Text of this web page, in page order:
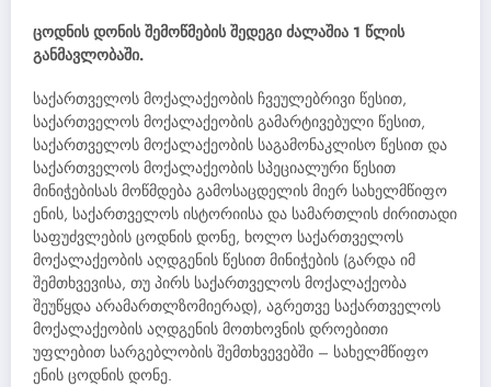
ცოდნის დონის შემოწმების შედეგი ძალაშია 1 წლის
განმავლობაში.
საქართველოს მოქალაქეობის ჩვეულებრივი წესით,
საქართველოს მოქალაქეობის გამარტივებული წესით,
საქართველოს მოქალაქეობის საგამონაკლისო წესით და
საქართველოს მოქალაქეობის სპეციალური წესით
მინიჭებისას მოწმდება გამოსაცდელის მიერ სახელმწიფო
ენის, საქართველოს ისტორიისა და სამართლის ძირითადი
საფუძვლების ცოდნის დონე, ხოლო საქართველოს
მოქალაქეობის აღდგენის წესით მინიჭების (გარდა იმ
შემთხვევისა, თუ პირს საქართველოს მოქალაქეობა
შეუწყდა არამართლზომიერად), აგრეთვე საქართველოს
მოქალაქეობის აღდგენის მოთხოვნის დროებითი
უფლებით სარგებლობის შემთხვევებში – სახელმწიფო
ენის ცოდნის დონე.